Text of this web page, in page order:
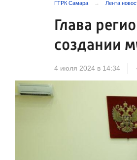
ГТРК Самара Лента
Глава
создании
4 июля 2024 в 14:34